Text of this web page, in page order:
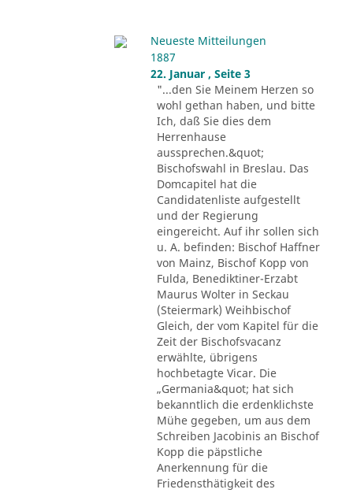
Neueste Mitteilungen
1887
22. Januar , Seite 3
"...den Sie Meinem Herzen so
wohl gethan haben, und bitte
Ich, daß Sie dies dem
Herrenhause
aussprechen.&quot;
Bischofswahl in Breslau. Das
Domcapitel hat die
Candidatenliste aufgestellt
und der Regierung
eingereicht. Auf ihr sollen sich
u. A. befinden: Bischof Haffner
von Mainz, Bischof Kopp von
Fulda, Benediktiner-Erzabt
Maurus Wolter in Seckau
(Steiermark) Weihbischof
Gleich, der vom Kapitel für die
Zeit der Bischofsvacanz
erwählte, übrigens
hochbetagte Vicar. Die
„Germania&quot; hat sich
bekanntlich die erdenklichste
Mühe gegeben, um aus dem
Schreiben Jacobinis an Bischof
Kopp die päpstliche
Anerkennung für die
Friedensthätigkeit des